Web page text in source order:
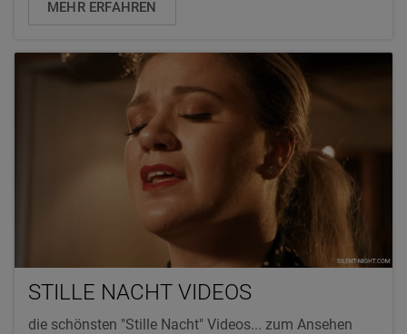
MEHR ERFAHREN
STILLE NACHT VIDEOS
die schönsten "Stille Nacht" Videos... zum Ansehen